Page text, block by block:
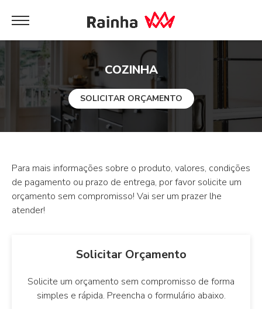
COZINHA
SOLICITAR ORÇAMENTO
Para mais informações sobre o produto, valores, condições
de pagamento ou prazo de entrega, por favor solicite um
orçamento sem compromisso! Vai ser um prazer lhe
atender!
Solicitar Orçamento
Solicite um orçamento sem compromisso de forma
simples e rápida. Preencha o formulário abaixo.